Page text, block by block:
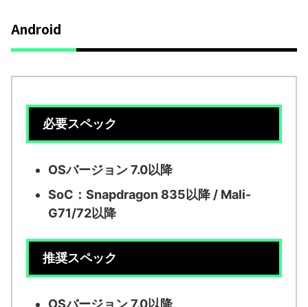
Android
必要スペック
OSバージョン 7.0以降
SoC：Snapdragon 835以降 / Mali-
G71/72以降
推奨スペック
OSバージョン 7.0以降